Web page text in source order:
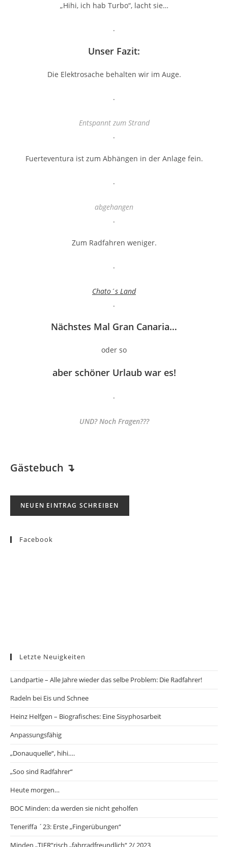
„Hihi, ich hab Turbo“, lacht sie…
.
Unser Fazit:
Die Elektrosache behalten wir im Auge.
.
Entspannt zum Strand
.
Fuerteventura ist zum Abhängen in der Anlage fein.
.
abgehangen
.
Zum Radfahren weniger.
.
Chato´s Land
.
Nächstes Mal Gran Canaria…
oder so
aber schöner Urlaub war es!
.
UND? Noch Fragen???
Gästebuch ↴
Facebook
Letzte Neuigkeiten
Landpartie – Alle Jahre wieder das selbe Problem: Die Radfahrer!
Radeln bei Eis und Schnee
Heinz Helfgen – Biografisches: Eine Sisyphosarbeit
Anpassungsfähig
„Donauquelle“, hihi….
„Soo sind Radfahrer“
Heute morgen…
BOC Minden: da werden sie nicht geholfen
Teneriffa ´23: Erste „Fingerübungen“
Minden „TIER“risch „fahrradfreundlich“ 2/ 2023